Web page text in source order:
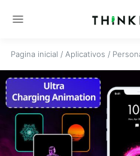
menu
Pagina inicial / Aplicativos /